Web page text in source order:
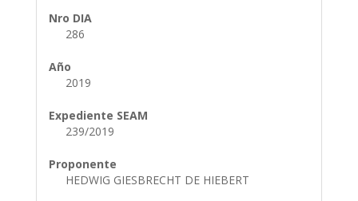
Nro DIA
286
Año
2019
Expediente SEAM
239/2019
Proponente
HEDWIG GIESBRECHT DE HIEBERT